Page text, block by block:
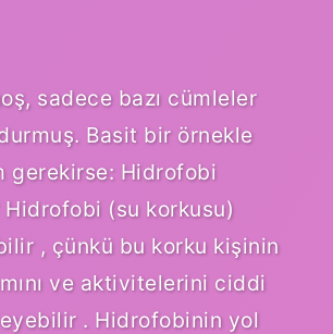
sadece bazı cümleler
Basit bir örnekle
gerekirse: Hidrofobi
(su korkusu)
, çünkü bu korku kişinin
ve aktivitelerini ciddi
. Hidrofobinin yol